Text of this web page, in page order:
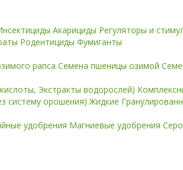
Акарициды Регуляторы и
Родентициды Фумиганты
рапса Семена пшеницы озимой
Экстракты водорослей)
систему орошения)Жидкие
удобрения Магниевые удобрения